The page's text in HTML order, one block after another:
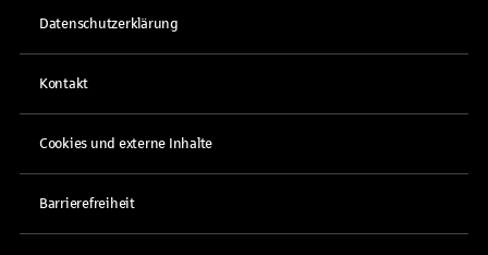
Datenschutzerklärung
Kontakt
Cookies und externe Inhalte
Barrierefreiheit